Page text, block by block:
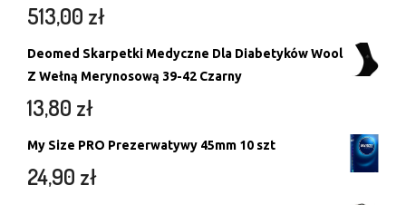
513,00 zł
Deomed Skarpetki Medyczne Dla Diabetyków Wool
Z Wełną Merynosową 39-42 Czarny
13,80 zł
My Size PRO Prezerwatywy 45mm 10 szt
24,90 zł